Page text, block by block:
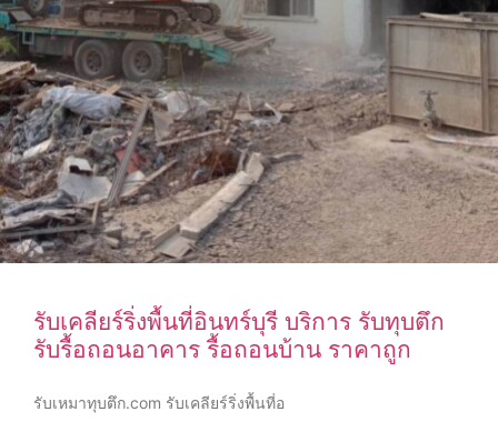
รับเคลียร์ริ่งพื้นที่อินทร์บุรี บริการ รับทุบตึก
รับรื้อถอนอาคาร รื้อถอนบ้าน ราคาถูก
รับเหมาทุบตึก.com รับเคลียร์ริ่งพื้นที่อ